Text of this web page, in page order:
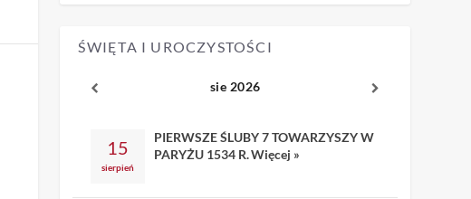
ŚWIĘTA I UROCZYSTOŚCI
sie 2026
15
sierpień
PIERWSZE ŚLUBY 7 TOWARZYSZY W
PARYŻU 1534 R.Więcej »